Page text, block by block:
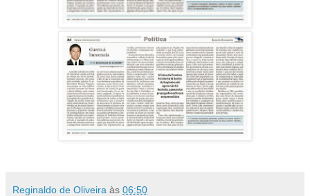
Reginaldo de Oliveira às 06:50